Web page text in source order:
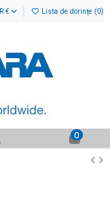
€ Lista de dorințe (0)
0